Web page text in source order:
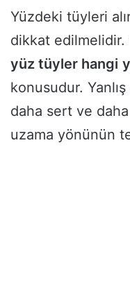
Yüzdeki tüyleri
dikkat edilmelidir.
yüz tüyler hangi
konusudur.
daha sert ve
uzama yönünün